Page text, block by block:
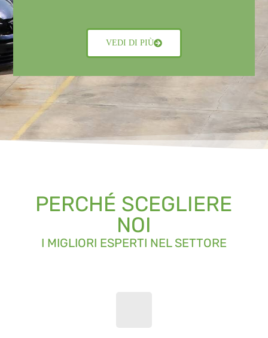
VEDI DI PIÙ
PERCHÉ SCEGLIERE
NOI
I MIGLIORI ESPERTI NEL SETTORE